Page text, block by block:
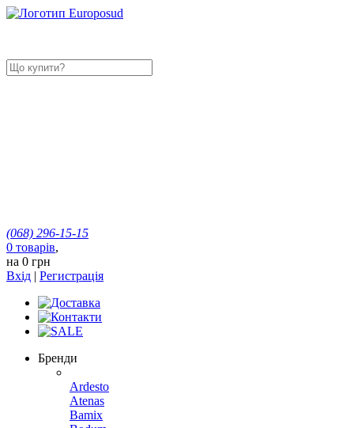
(068) 296-15-15
0 товарів,
на 0 грн
Вхід | Регистрація
Бренди
Ardesto
Atenas
Bamix